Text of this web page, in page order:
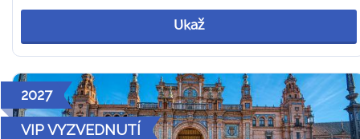
Ukaž
2027
VIP VYZVEDNUTÍ